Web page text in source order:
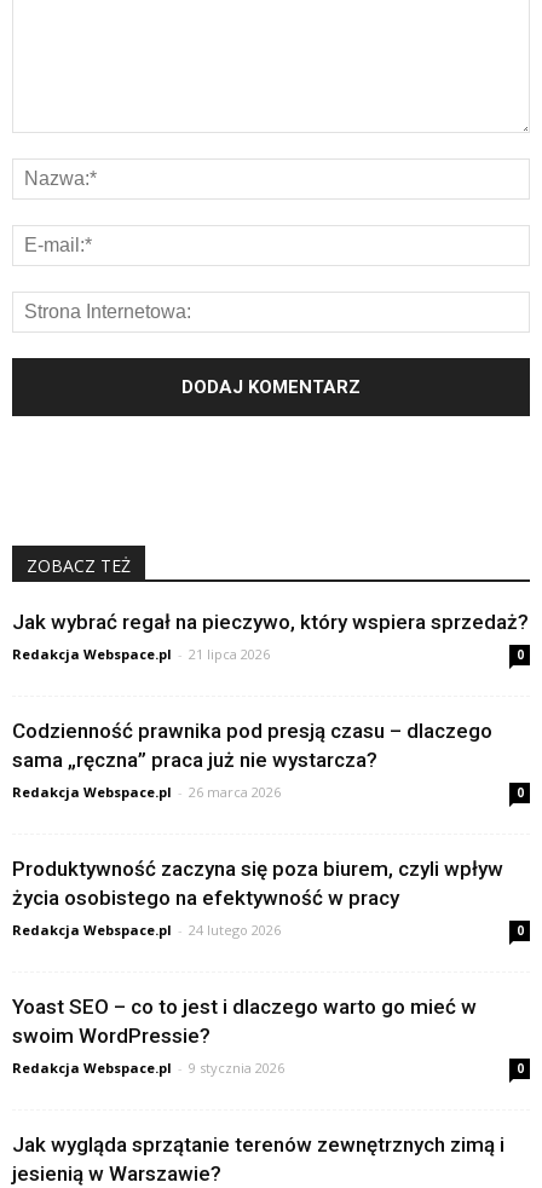
ZOBACZ TEŻ
Jak wybrać regał na pieczywo, który wspiera sprzedaż?
Redakcja Webspace.pl - 21 lipca 2026 0
Codzienność prawnika pod presją czasu – dlaczego
sama „ręczna” praca już nie wystarcza?
Redakcja Webspace.pl - 26 marca 2026 0
Produktywność zaczyna się poza biurem, czyli wpływ
życia osobistego na efektywność w pracy
Redakcja Webspace.pl - 24 lutego 2026 0
Yoast SEO – co to jest i dlaczego warto go mieć w
swoim WordPressie?
Redakcja Webspace.pl - 9 stycznia 2026 0
Jak wygląda sprzątanie terenów zewnętrznych zimą i
jesienią w Warszawie?